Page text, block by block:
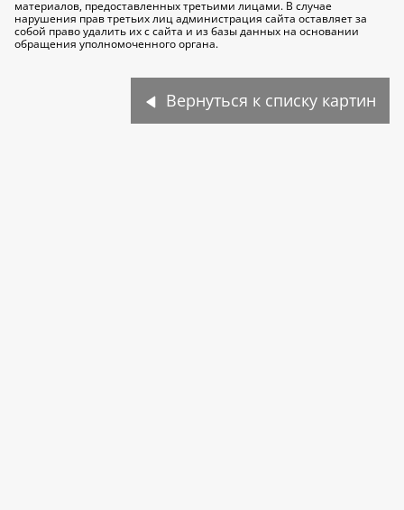
материалов, предоставленных третьими лицами. В случае
нарушения прав третьих лиц администрация сайта оставляет за
собой право удалить их с сайта и из базы данных на основании
обращения уполномоченного органа.
Вернуться к списку картин